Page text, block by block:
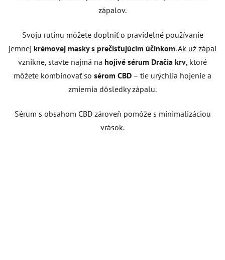
zápalov.
Svoju rutinu môžete doplniť o pravidelné používanie
jemnej krémovej masky s prečisťujúcim účinkom. Ak už zápal
vznikne, stavte najmä na hojivé sérum Dračia krv, ktoré
môžete kombinovať so sérom CBD – tie urýchlia hojenie a
zmiernia dôsledky zápalu.
Sérum s obsahom CBD zároveň pomôže s minimalizáciou
vrások.